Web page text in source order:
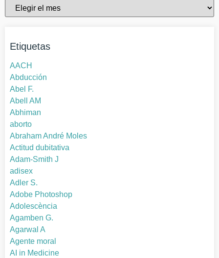
Etiquetas
AACH
Abducción
Abel F.
Abell AM
Abhiman
aborto
Abraham André Moles
Actitud dubitativa
Adam-Smith J
adisex
Adler S.
Adobe Photoshop
Adolescència
Agamben G.
Agarwal A
Agente moral
AI in Medicine